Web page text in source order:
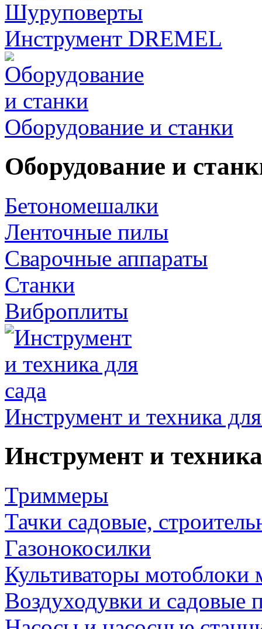
Шуруповерты
Инструмент DREMEL
Оборудование и станки
Оборудование и
Бетономешалки
Ленточные пилы
Сварочные аппараты
Станки
Виброплиты
Инструмент и техника
Инструмент и
Триммеры
Тачки садовые,
Газонокосилки
Культиваторы мотоблоки
Воздуходувки и садовые